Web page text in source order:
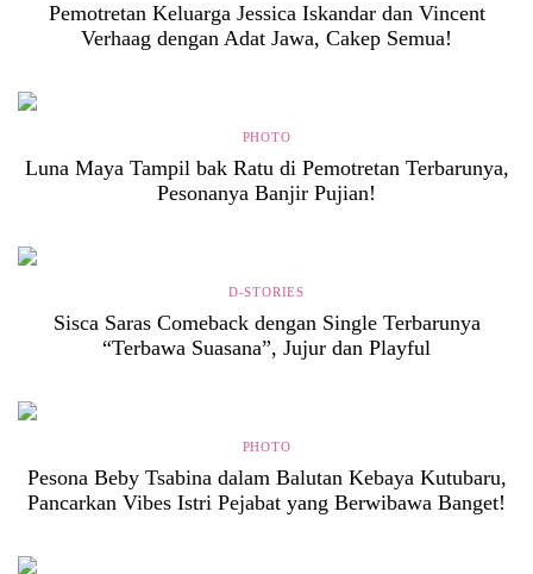
Pemotretan Keluarga Jessica Iskandar dan Vincent
Verhaag dengan Adat Jawa, Cakep Semua!
PHOTO
Luna Maya Tampil bak Ratu di Pemotretan Terbarunya,
Pesonanya Banjir Pujian!
D-STORIES
Sisca Saras Comeback dengan Single Terbarunya
“Terbawa Suasana”, Jujur dan Playful
PHOTO
Pesona Beby Tsabina dalam Balutan Kebaya Kutubaru,
Pancarkan Vibes Istri Pejabat yang Berwibawa Banget!